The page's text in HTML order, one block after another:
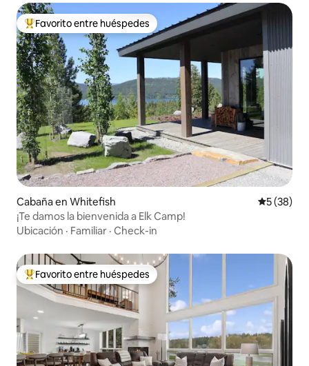
Favorito entre huéspedes preferido
Favorito entre huéspedes
Cabaña en Whitefish
5 (38)
¡Te damos la bienvenida a Elk Camp!
Ubicación · Familiar · Check-in
Favorito entre huéspedes preferido
Favorito entre huéspedes